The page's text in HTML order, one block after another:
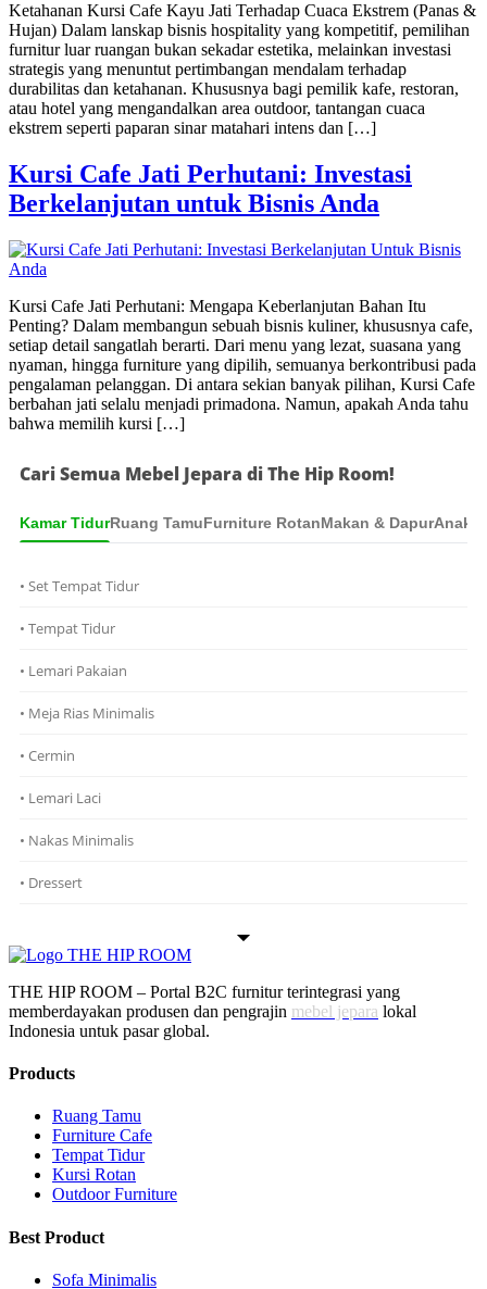
Ketahanan Kursi Cafe Kayu Jati Terhadap Cuaca Ekstrem (Panas &
Hujan) Dalam lanskap bisnis hospitality yang kompetitif, pemilihan
furnitur luar ruangan bukan sekadar estetika, melainkan investasi
strategis yang menuntut pertimbangan mendalam terhadap
durabilitas dan ketahanan. Khususnya bagi pemilik kafe, restoran,
atau hotel yang mengandalkan area outdoor, tantangan cuaca
ekstrem seperti paparan sinar matahari intens dan […]
Kursi Cafe Jati Perhutani: Investasi
Berkelanjutan untuk Bisnis Anda
Kursi Cafe Jati Perhutani: Mengapa Keberlanjutan Bahan Itu
Penting? Dalam membangun sebuah bisnis kuliner, khususnya cafe,
setiap detail sangatlah berarti. Dari menu yang lezat, suasana yang
nyaman, hingga furniture yang dipilih, semuanya berkontribusi pada
pengalaman pelanggan. Di antara sekian banyak pilihan, Kursi Cafe
berbahan jati selalu menjadi primadona. Namun, apakah Anda tahu
bahwa memilih kursi […]
Cari Semua Mebel Jepara di The Hip Room!
Kamar TidurRuang TamuFurniture RotanMakan & DapurAnak
• Set Tempat Tidur
• Tempat Tidur
• Lemari Pakaian
• Meja Rias Minimalis
• Cermin
• Lemari Laci
• Nakas Minimalis
• Dressert
THE HIP ROOM – Portal B2C furnitur terintegrasi yang
memberdayakan produsen dan pengrajin mebel jepara lokal
Indonesia untuk pasar global.
Products
Ruang Tamu
Furniture Cafe
Tempat Tidur
Kursi Rotan
Outdoor Furniture
Best Product
Sofa Minimalis